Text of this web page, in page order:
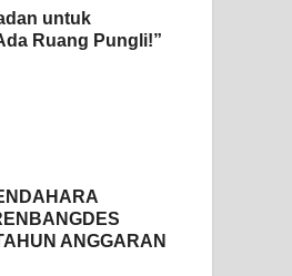
untuk
Ruang Pungli!”
ANGGARAN